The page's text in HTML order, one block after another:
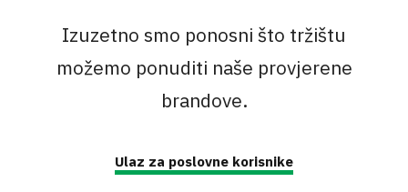
Izuzetno smo ponosni što tržištu
možemo ponuditi naše provjerene
brandove.
Ulaz za poslovne korisnike